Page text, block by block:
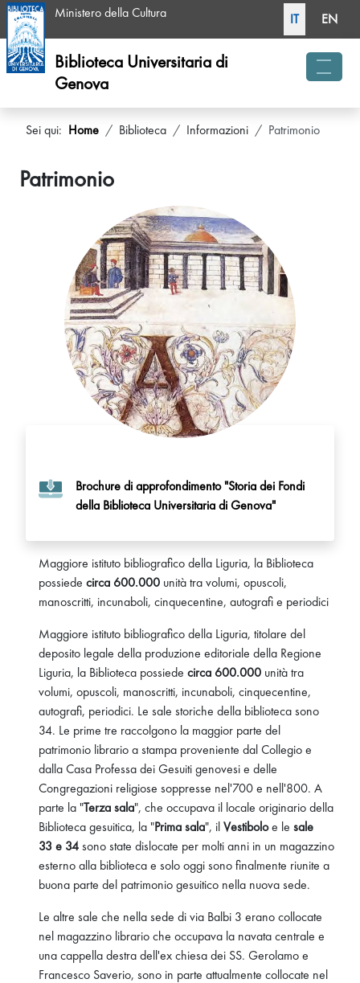
Ministero della Cultura Seleziona la tua
IT EN
Biblioteca Universitaria di
Genova
menu
Sei qui: Home Biblioteca Informazioni Patrimonio
Patrimonio
Brochure di approfondimento "Storia dei Fondi
della Biblioteca Universitaria di Genova"
Maggiore istituto bibliografico della Liguria, la Biblioteca
possiede circa 600.000 unità tra volumi, opuscoli,
manoscritti, incunaboli, cinquecentine, autografi e periodici
Maggiore istituto bibliografico della Liguria, titolare del
deposito legale della produzione editoriale della Regione
Liguria, la Biblioteca possiede circa 600.000 unità tra
volumi, opuscoli, manoscritti, incunaboli, cinquecentine,
autografi, periodici. Le sale storiche della biblioteca sono
34. Le prime tre raccolgono la maggior parte del
patrimonio librario a stampa proveniente dal Collegio e
dalla Casa Professa dei Gesuiti genovesi e delle
Congregazioni religiose soppresse nel'700 e nell'800. A
parte la "Terza sala", che occupava il locale originario della
Biblioteca gesuitica, la "Prima sala", ilVestiboloe le sale
33 e 34sono state dislocate per molti anni in un magazzino
esterno alla biblioteca e solo oggi sono finalmente riunite a
buona parte del patrimonio gesuitico nella nuova sede.
Le altre sale che nella sede di via Balbi 3 erano collocate
nel magazzino librario che occupava la navata centrale e
una cappella destra dell'ex chiesa dei SS. Gerolamo e
Francesco Saverio, sono in parte attualmente collocate nel